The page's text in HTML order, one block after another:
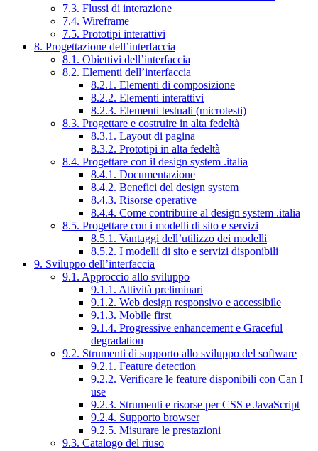
7.3. Flussi di interazione
7.4. Wireframe
7.5. Prototipi interattivi
8. Progettazione dell’interfaccia
8.1. Obiettivi dell’interfaccia
8.2. Elementi dell’interfaccia
8.2.1. Elementi di composizione
8.2.2. Elementi interattivi
8.2.3. Elementi testuali (microtesti)
8.3. Progettare e costruire in alta fedeltà
8.3.1. Layout di pagina
8.3.2. Prototipi in alta fedeltà
8.4. Progettare con il design system .italia
8.4.1. Documentazione
8.4.2. Benefici del design system
8.4.3. Risorse operative
8.4.4. Come contribuire al design system .italia
8.5. Progettare con i modelli di sito e servizi
8.5.1. Vantaggi dell’utilizzo dei modelli
8.5.2. I modelli di sito e servizi disponibili
9. Sviluppo dell’interfaccia
9.1. Approccio allo sviluppo
9.1.1. Attività preliminari
9.1.2. Web design responsivo e accessibile
9.1.3. Mobile first
9.1.4. Progressive enhancement e Graceful
degradation
9.2. Strumenti di supporto allo sviluppo del software
9.2.1. Feature detection
9.2.2. Verificare le feature disponibili con Can I
use
9.2.3. Strumenti e risorse per CSS e JavaScript
9.2.4. Supporto browser
9.2.5. Misurare le prestazioni
9.3. Catalogo del riuso